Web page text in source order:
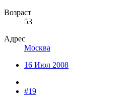
Возраст
53
Адрес
Москва
16 Июл 2008
#19